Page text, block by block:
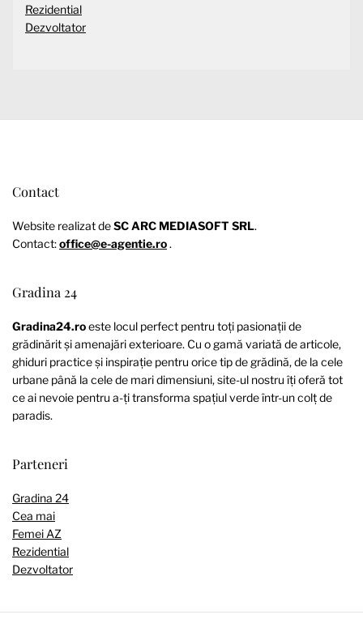
Rezidential
Dezvoltator
Contact
Website realizat deSC ARC MEDIASOFT SRL.
Contact:office@e-agentie.ro.
Gradina 24
Gradina24.roeste locul perfect pentru toți pasionații de
grădinărit și amenajări exterioare. Cu o gamă variată de articole,
ghiduri practice și inspirație pentru orice tip de grădină, de la cele
urbane până la cele de mari dimensiuni, site-ul nostru îți oferă tot
ce ai nevoie pentru a-ți transforma spațiul verde într-un colț de
paradis.
Parteneri
Gradina 24
Cea mai
Femei AZ
Rezidential
Dezvoltator